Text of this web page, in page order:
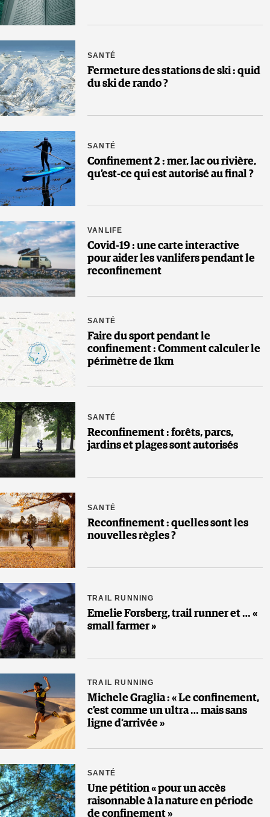
SANTÉ
Fermeture des stations de ski : quid
du ski de rando ?
SANTÉ
Confinement 2 : mer, lac ou rivière,
qu’est-ce qui est autorisé au final ?
VANLIFE
Covid-19 : une carte interactive
pour aider les vanlifers pendant le
reconfinement
SANTÉ
Faire du sport pendant le
confinement : Comment calculer le
périmètre de 1km
SANTÉ
Reconfinement : forêts, parcs,
jardins et plages sont autorisés
SANTÉ
Reconfinement : quelles sont les
nouvelles règles ?
TRAIL RUNNING
Emelie Forsberg, trail runner et … «
small farmer »
TRAIL RUNNING
Michele Graglia : « Le confinement,
c’est comme un ultra … mais sans
ligne d’arrivée »
SANTÉ
Une pétition « pour un accès
raisonnable à la nature en période
de confinement »